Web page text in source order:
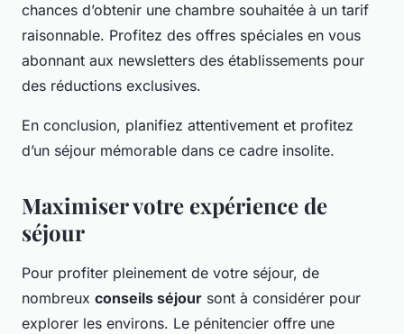
chances d’obtenir une chambre souhaitée à un tarif
raisonnable. Profitez des offres spéciales en vous
abonnant aux newsletters des établissements pour
des réductions exclusives.
En conclusion, planifiez attentivement et profitez
d’un séjour mémorable dans ce cadre insolite.
Maximiser votre expérience de
séjour
Pour profiter pleinement de votre séjour, de
nombreux conseils séjour sont à considérer pour
explorer les environs. Le pénitencier offre une